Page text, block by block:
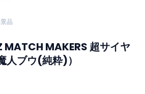
品
MATCH MAKERS 超サイヤ
人ブウ(純粋)）